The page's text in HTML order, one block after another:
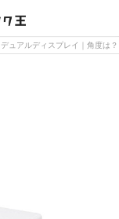
ュアルディスプレイ｜角度は？